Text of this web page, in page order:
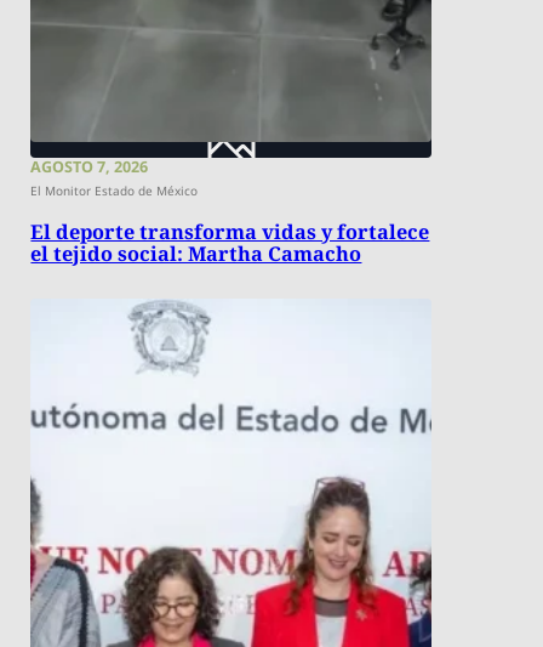
AGOSTO 7, 2026
El Monitor Estado de México
El deporte transforma vidas y fortalece
el tejido social: Martha Camacho